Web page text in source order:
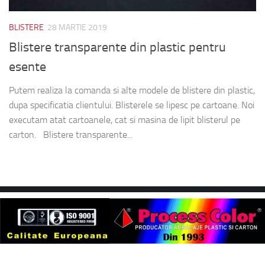
BLISTERE 28 MARTIE 2019
Blistere transparente din plastic pentru
esente
Putem realiza la comanda si alte modele de blistere din plastic,
dupa specificatia clientului. Blisterele se lipesc pe cartoane. Noi
executam atat cartoanele, cat si masina de lipit blisterul pe
carton. Blistere transparente...